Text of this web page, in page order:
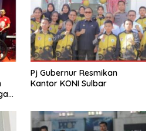
Pj Gubernur Resmikan
Kantor KONI Sulbar